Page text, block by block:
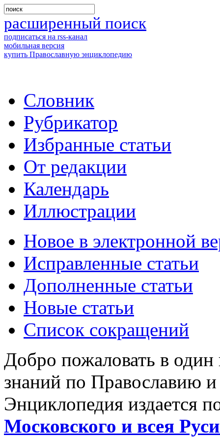
расширенный поиск
подписаться на rss-канал
мобильная версия
купить Православную энциклопедию
Словник
Рубрикатор
Избранные статьи
От редакции
Календарь
Иллюстрации
Новое в электронной
Исправленные статьи
Дополненные статьи
Новые статьи
Список сокращений
Добро пожаловать в
знаний по Православию
Энциклопедия издается
Московского и всея